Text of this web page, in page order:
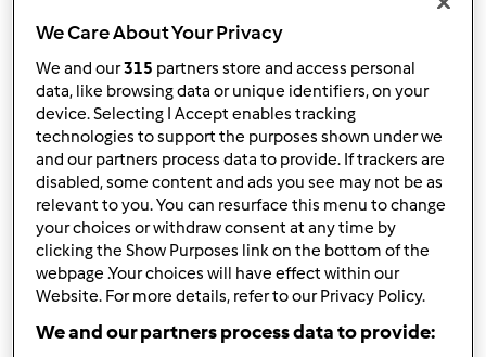
chocolate
porEquipa Bimby
174 199 Fácil 8 13min
4.9(121)
Delícia de chocolate
porEquipa Bimby
We Care About Your Privacy
We and our315 partners store and access personal
data, like browsing data or unique identifiers, on your
device. Selecting I Accept enables tracking
technologies to support the purposes shown under we
and our partners process data to provide. If trackers are
disabled, some content and ads you see may not be as
relevant to you. You can resurface this menu to change
your choices or withdraw consent at any time by
clicking the Show Purposes link on the bottom of the
webpage .Your choices will have effect within our
Website. For more details, refer to our Privacy Policy.
We and our partners process data to provide: